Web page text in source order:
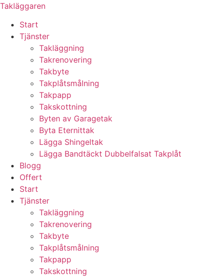
Skip
content
Takläggaren
Start
Tjänster
Takläggning
Takrenovering
Takbyte
Takplåtsmålning
Takpapp
Takskottning
Byten av Garagetak
Byta Eternittak
Lägga Shingeltak
Lägga Bandtäckt Dubbelfalsat Takplåt
Blogg
Offert
Start
Tjänster
Takläggning
Takrenovering
Takbyte
Takplåtsmålning
Takpapp
Takskottning